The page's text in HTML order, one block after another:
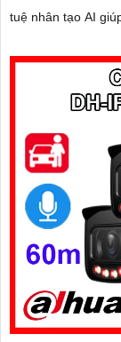
tuệ nhân tạo AI
512GB